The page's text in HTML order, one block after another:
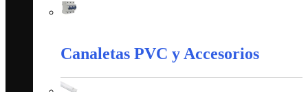
Canaletas PVC y Accesorios